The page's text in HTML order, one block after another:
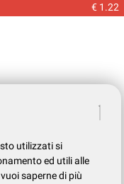
€ 1.22
utilizzati si
ed utili alle
saperne di più